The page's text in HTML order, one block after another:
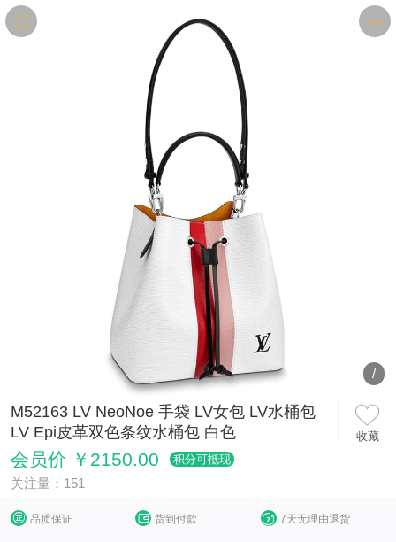
详情
/
M52163 LV NeoNoe 手袋 LV女包 LV水桶包
LV Epi皮革双色条纹水桶包 白色
收藏
会员价 ￥2150.00 积分可抵现
关注量：151
品质保证 货到付款 7天无理由退货